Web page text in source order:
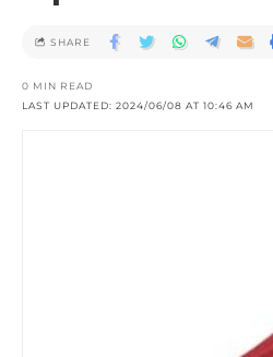
LAST UPDATED: 2024/06/08 AT 10:46 AM
0 MIN READ
SHARE